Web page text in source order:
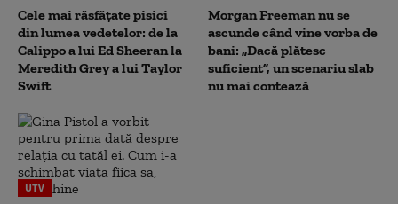
Cele mai răsfățate pisici
din lumea vedetelor: de la
Calippo a lui Ed Sheeran la
Meredith Grey a lui Taylor
Swift
Morgan Freeman nu se
ascunde când vine vorba de
bani: „Dacă plătesc
suficient”, un scenariu slab
nu mai contează
UTV